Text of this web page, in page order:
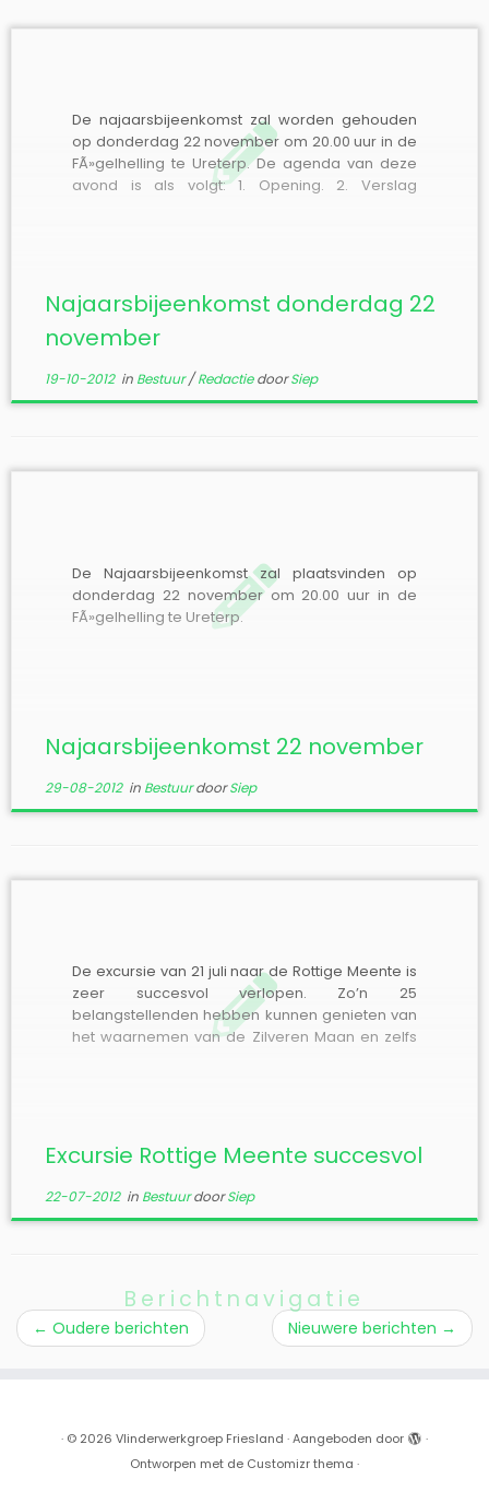
De najaarsbijeenkomst zal worden gehouden
op donderdag 22 november om 20.00 uur in de
FÃ»gelhelling te Ureterp. De agenda van deze
avond is als volgt: 1. Opening. 2. Verslag
zoals vind- […]
Najaarsbijeenkomst donderdag 22
november
19-10-2012in Bestuur/RedactiedoorSiep
De Najaarsbijeenkomst zal plaatsvinden op
donderdag 22 november om 20.00 uur in de
FÃ»gelhelling te Ureterp.
Najaarsbijeenkomst 22 november
29-08-2012in BestuurdoorSiep
De excursie van 21 juli naar de Rottige Meente is
zeer succesvol verlopen. Zo’n 25
belangstellenden hebben kunnen genieten van
het waarnemen van de Zilveren Maan en zelfs
Excursie Rottige Meente succesvol
22-07-2012in BestuurdoorSiep
Berichtnavigatie
← Oudere berichten Nieuwere berichten →
· © 2026 Vlinderwerkgroep Friesland ·Aangeboden door
·
Ontworpen met de Customizr thema ·